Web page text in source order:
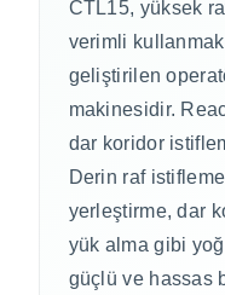
CTL15, yüksek
verimli
geliştirilen
makinesidir.
dar koridor
Derin raf
yerleştirme, dar
yük alma gibi
güçlü ve hassas